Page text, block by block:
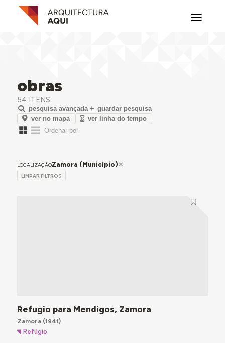
obras
54 ITENS
pesquisa avançada
guardar pesquisa
ver no mapa
ver linha do tempo
LOCALIZAÇÃOZamora (Município)
LIMPAR FILTROS
Refugio para Mendigos, Zamora
Zamora(1941)
Refúgio